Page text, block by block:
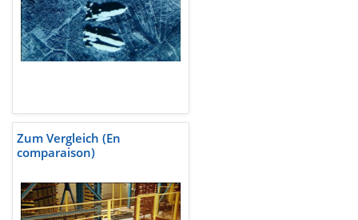
Zum Vergleich (En
comparaison)